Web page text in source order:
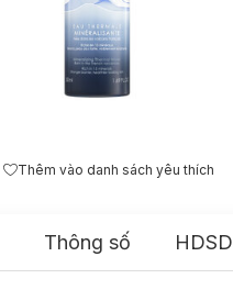
Thêm vào danh sách yêu thích
Thông số HDSD